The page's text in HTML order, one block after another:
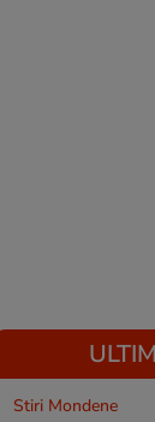
Stiri Mondene